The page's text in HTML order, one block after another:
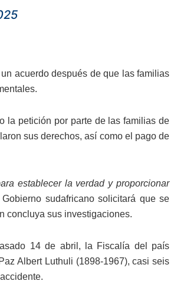
acuerdo después de que las familias
la petición por parte de las familias de
sus derechos, así como el pago de
establecer la verdad y proporcionar
sudafricano solicitará que se
concluya sus investigaciones.
14 de abril, la Fiscalía del país
Albert Luthuli (1898-1967), casi seis